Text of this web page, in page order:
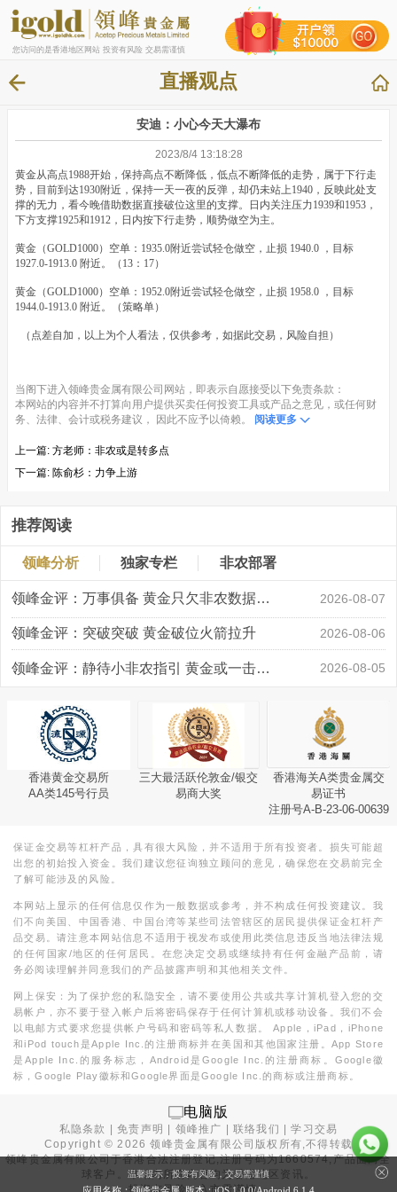
您访问的是香港地区网站 投资有风险 交易需谨慎
直播观点
安迪：小心今天大瀑布
2023/8/4 13:18:28
黄金从高点1988开始，保持高点不断降低，低点不断降低的走势，属于下行走
势，目前到达1930附近，保持一天一夜的反弹，却仍未站上1940，反映此处支
撑的无力，看今晚借助数据直接破位这里的支撑。日内关注压力1939和1953，
下方支撑1925和1912，日内按下行走势，顺势做空为主。
黄金（GOLD1000）空单：1935.0附近尝试轻仓做空，止损 1940.0 ，目标
1927.0-1913.0 附近。（13：17）
黄金（GOLD1000）空单：1952.0附近尝试轻仓做空，止损 1958.0 ，目标
1944.0-1913.0 附近。（策略单）
（点差自加，以上为个人看法，仅供参考，如据此交易，风险自担）
当阁下进入领峰贵金属有限公司网站，即表示自愿接受以下免责条款：
本网站的内容并不打算向用户提供买卖任何投资工具或产品之意见，或任何财
务、法律、会计或税务建议， 因此不应予以倚赖。
阅读更多
上一篇: 方老师：非农或是转多点
下一篇: 陈俞杉：力争上游
推荐阅读
领峰分析 独家专栏 非农部署
领峰金评：万事俱备 黄金只欠非农数据“东风” 2026-08-07
领峰金评：突破突破 黄金破位火箭拉升 2026-08-06
领峰金评：静待小非农指引 黄金或一击破局 2026-08-05
香港黄金交易所
AA类145号行员
三大最活跃伦敦金/银交
易商大奖
香港海关A类贵金属交
易证书
注册号A-B-23-06-00639
保证金交易等杠杆产品，具有很大风险，并不适用于所有投资者。损失可能超
出您的初始投入资金。我们建议您征询独立顾问的意见，确保您在交易前完全
了解可能涉及的风险。
本网站上显示的任何信息仅作为一般数据或参考，并不构成任何投资建议。我
们不向美国、中国香港、中国台湾等某些司法管辖区的居民提供保证金杠杆产
品交易。请注意本网站信息不适用于视发布或使用此类信息违反当地法律法规
的任何国家/地区的任何居民。在您决定交易或继续持有任何金融产品前，请
务必阅读理解并同意我们的产品披露声明和其他相关文件。
网上保安：为了保护您的私隐安全，请不要使用公共或共享计算机登入您的交
易帐户，亦不要于登入帐户后将密码保存于任何计算机或移动设备。我们不会
以电邮方式要求您提供帐户号码和密码等私人数据。 Apple，iPad，iPhone
和iPod touch是Apple Inc.的注册商标并在美国和其他国家注册。App Store
是Apple Inc.的服务标志，Android是Google Inc.的注册商标。Google徽
标，Google Play徽标和Google界面是Google Inc.的商标或注册商标。
电脑版
私隐条款 |免责声明 领峰推广 |联络我们 |学习交易
Copyright ©2026 领峰贵金属有限公司版权所有,不得转载
领峰贵金属有限公司于香港合法注册登记,注册号码为1660574,产品面向全
球客户。本站内所有内容均为香港地区资讯。
投资有风险，入市需谨慎。
温馨提示：投资有风险，交易需谨慎